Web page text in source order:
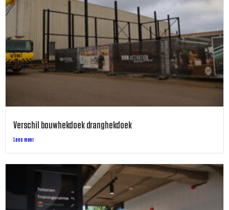
Verschil bouwhekdoek dranghekdoek
Lees meer